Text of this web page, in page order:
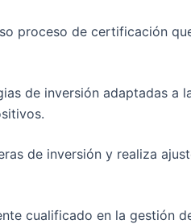
proceso de certificación
de inversión adaptadas a
de inversión y realiza
cualificado en la gestión